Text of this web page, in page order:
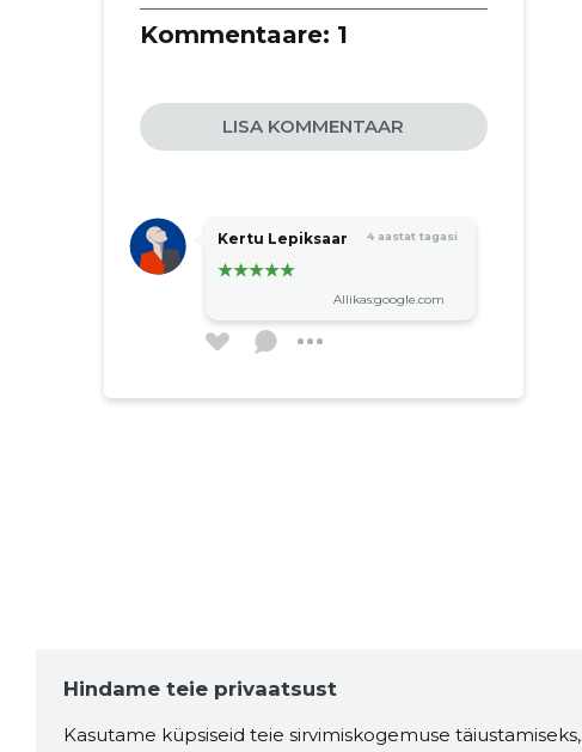
Kommentaare: 1
LISA KOMMENTAAR
Kertu Lepiksaar 4 aastat tagasi
Allikas:google.com
Hindame teie privaatsust
Kasutame küpsiseid teie sirvimiskogemuse täiustamiseks,